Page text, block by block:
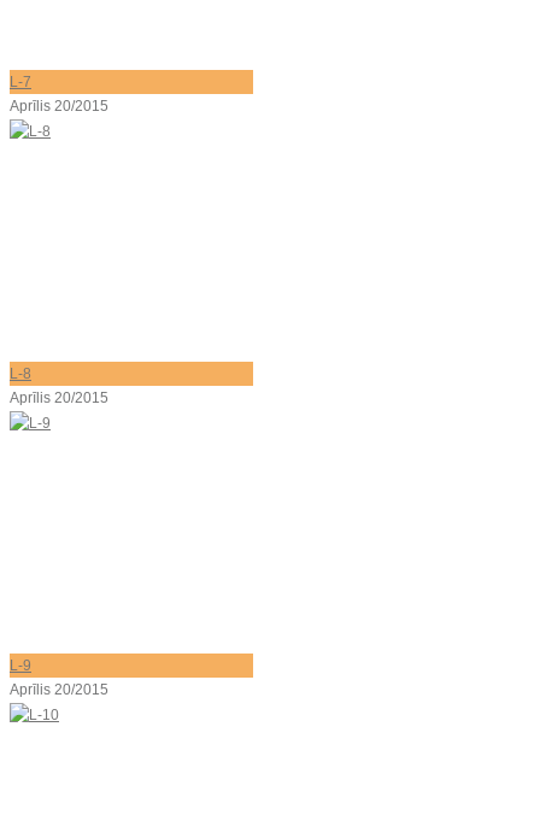
L-7
Aprīlis 20/2015
L-8
Aprīlis 20/2015
L-9
Aprīlis 20/2015